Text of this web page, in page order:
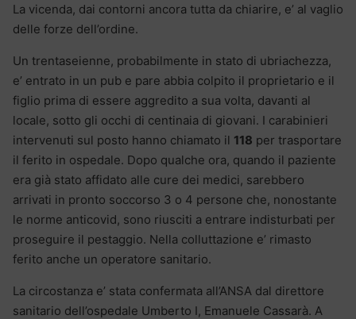
La vicenda, dai contorni ancora tutta da chiarire, e’ al vaglio
delle forze dell’ordine.
Un trentaseienne, probabilmente in stato di ubriachezza,
e’ entrato in un pub e pare abbia colpito il proprietario e il
figlio prima di essere aggredito a sua volta, davanti al
locale, sotto gli occhi di centinaia di giovani. I carabinieri
intervenuti sul posto hanno chiamato il 118 per trasportare
il ferito in ospedale. Dopo qualche ora, quando il paziente
era già stato affidato alle cure dei medici, sarebbero
arrivati in pronto soccorso 3 o 4 persone che, nonostante
le norme anticovid, sono riusciti a entrare indisturbati per
proseguire il pestaggio. Nella colluttazione e’ rimasto
ferito anche un operatore sanitario.
La circostanza e’ stata confermata all’ANSA dal direttore
sanitario dell’ospedale Umberto I, Emanuele Cassarà. A